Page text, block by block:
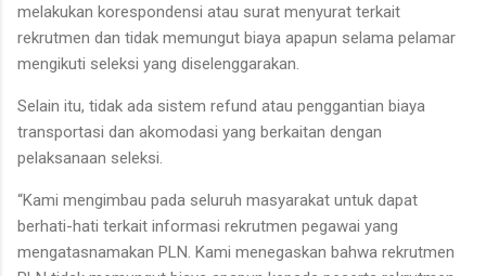
melakukan korespondensi atau surat menyurat terkait
rekrutmen dan tidak memungut biaya apapun selama pelamar
mengikuti seleksi yang diselenggarakan.
Selain itu, tidak ada sistem refund atau penggantian biaya
transportasi dan akomodasi yang berkaitan dengan
pelaksanaan seleksi.
“Kami mengimbau pada seluruh masyarakat untuk dapat
berhati-hati terkait informasi rekrutmen pegawai yang
mengatasnamakan PLN. Kami menegaskan bahwa rekrutmen